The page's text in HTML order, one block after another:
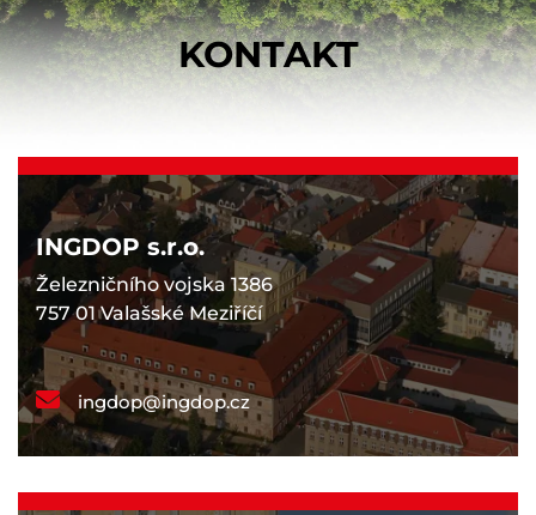
KONTAKT
INGDOP s.r.o.
Železničního vojska 1386
757 01 Valašské Meziříčí
ingdop@ingdop.cz